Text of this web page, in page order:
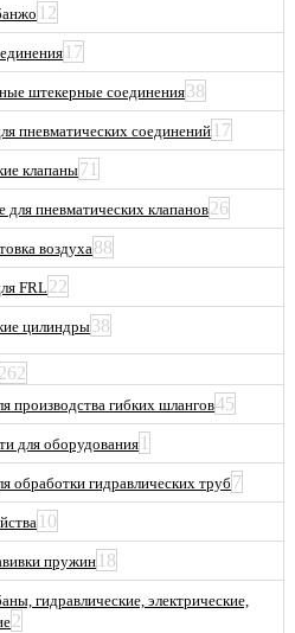
12
17
штекерные соединения38
пневматических соединений17
клапаны71
для пневматических клапанов26
воздуха88
FRL22
цилиндры38
262
производства гибких шлангов45
для оборудования 1
обработки гидравлических труб 7
10
пружин 18
гидравлические, электрические,
2